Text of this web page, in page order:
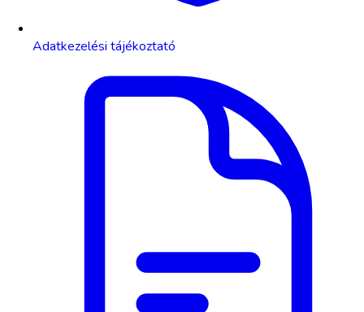
Adatkezelési tájékoztató